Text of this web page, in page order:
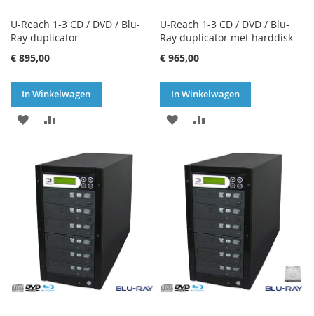
U-Reach 1-3 CD / DVD / Blu-
Ray duplicator
€ 895,00
In Winkelwagen
VOEG
AAN
VERLANGLIJST
TE
VERGELIJKEN
U-Reach 1-3 CD / DVD / Blu-
Ray duplicator met harddisk
€ 965,00
In Winkelwagen
VOEG
AAN
VERLANGLIJST
TE
VERGELIJKEN